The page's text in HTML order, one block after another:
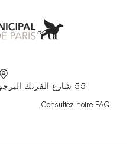
55 شارع الفرنك البرجوازي ، 75004 باريس
Nouvelle fenêtre
Consultez notre FAQ